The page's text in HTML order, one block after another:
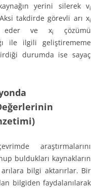
yerini silerek vi
takdirde görevli arı xi
eder ve xi
çözümü
ile ilgili geliştirememe
durumda ise sayaç
araştırmalarını
buldukları kaynakların
bilgi aktarırlar. Bir
bilgiden faydalanılarak